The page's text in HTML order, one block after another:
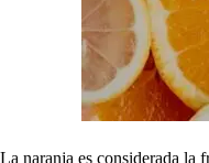
La naranja es considerada la